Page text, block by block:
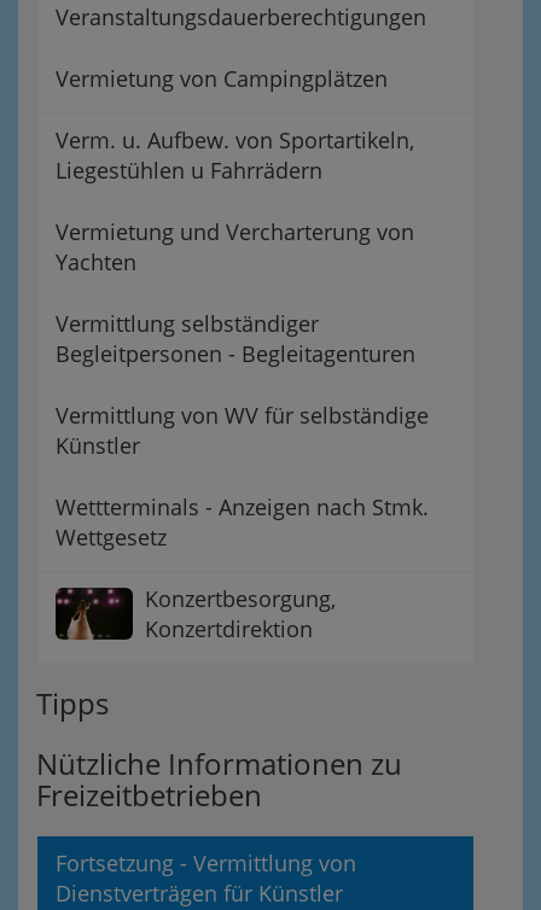
Veranstaltungsdauerberechtigungen
Vermietung von Campingplätzen
Verm. u. Aufbew. von Sportartikeln,
Liegestühlen u Fahrrädern
Vermietung und Vercharterung von
Yachten
Vermittlung selbständiger
Begleitpersonen - Begleitagenturen
Vermittlung von WV für selbständige
Künstler
Wettterminals - Anzeigen nach Stmk.
Wettgesetz
Konzertbesorgung,
Konzertdirektion
Tipps
Nützliche Informationen zu
Freizeitbetrieben
Fortsetzung - Vermittlung von
Dienstverträgen für Künstler